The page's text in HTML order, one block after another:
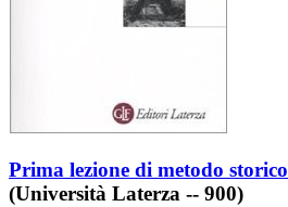
Prima lezione di metodo storico
(Università Laterza -- 900)